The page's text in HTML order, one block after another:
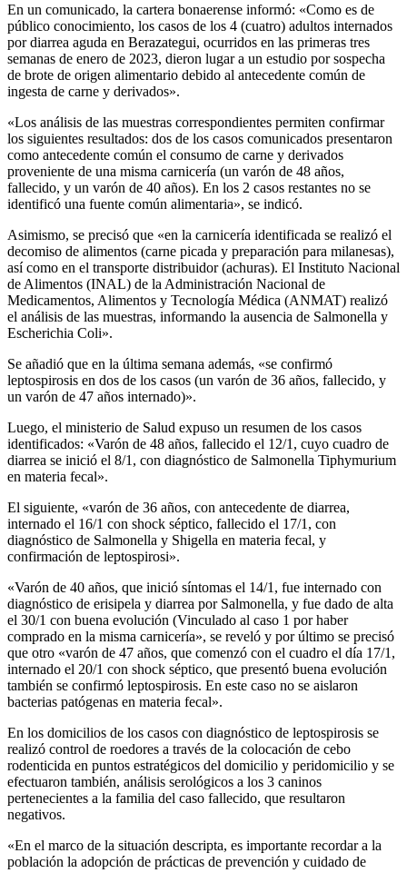
En un comunicado, la cartera bonaerense informó: «Como es de
público conocimiento, los casos de los 4 (cuatro) adultos internados
por diarrea aguda en Berazategui, ocurridos en las primeras tres
semanas de enero de 2023, dieron lugar a un estudio por sospecha
de brote de origen alimentario debido al antecedente común de
ingesta de carne y derivados».
«Los análisis de las muestras correspondientes permiten confirmar
los siguientes resultados: dos de los casos comunicados presentaron
como antecedente común el consumo de carne y derivados
proveniente de una misma carnicería (un varón de 48 años,
fallecido, y un varón de 40 años). En los 2 casos restantes no se
identificó una fuente común alimentaria», se indicó.
Asimismo, se precisó que «en la carnicería identificada se realizó el
decomiso de alimentos (carne picada y preparación para milanesas),
así como en el transporte distribuidor (achuras). El Instituto Nacional
de Alimentos (INAL) de la Administración Nacional de
Medicamentos, Alimentos y Tecnología Médica (ANMAT) realizó
el análisis de las muestras, informando la ausencia de Salmonella y
Escherichia Coli».
Se añadió que en la última semana además, «se confirmó
leptospirosis en dos de los casos (un varón de 36 años, fallecido, y
un varón de 47 años internado)».
Luego, el ministerio de Salud expuso un resumen de los casos
identificados: «Varón de 48 años, fallecido el 12/1, cuyo cuadro de
diarrea se inició el 8/1, con diagnóstico de Salmonella Tiphymurium
en materia fecal».
El siguiente, «varón de 36 años, con antecedente de diarrea,
internado el 16/1 con shock séptico, fallecido el 17/1, con
diagnóstico de Salmonella y Shigella en materia fecal, y
confirmación de leptospirosi».
«Varón de 40 años, que inició síntomas el 14/1, fue internado con
diagnóstico de erisipela y diarrea por Salmonella, y fue dado de alta
el 30/1 con buena evolución (Vinculado al caso 1 por haber
comprado en la misma carnicería», se reveló y por último se precisó
que otro «varón de 47 años, que comenzó con el cuadro el día 17/1,
internado el 20/1 con shock séptico, que presentó buena evolución
también se confirmó leptospirosis. En este caso no se aislaron
bacterias patógenas en materia fecal».
En los domicilios de los casos con diagnóstico de leptospirosis se
realizó control de roedores a través de la colocación de cebo
rodenticida en puntos estratégicos del domicilio y peridomicilio y se
efectuaron también, análisis serológicos a los 3 caninos
pertenecientes a la familia del caso fallecido, que resultaron
negativos.
«En el marco de la situación descripta, es importante recordar a la
población la adopción de prácticas de prevención y cuidado de